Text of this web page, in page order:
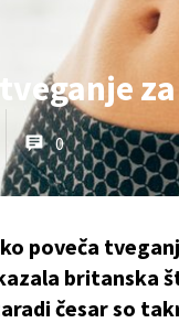
0
poveča
britanska
česar so